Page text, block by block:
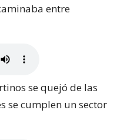
entre
se quejó de las
se cumplen un sector